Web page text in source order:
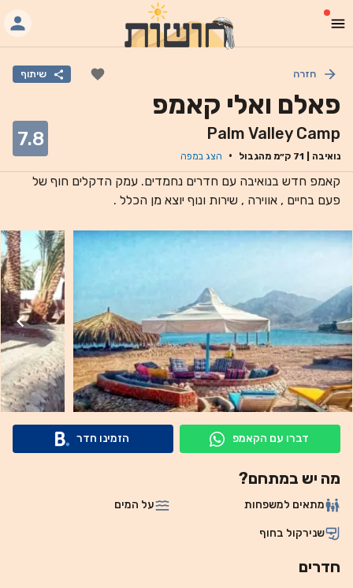
חזרה שיתוף
פאלם ואלי קאמפ
Palm Valley Camp
נואיבה 71 ק״מ מהגבול · הצג במפה
7.8
קאמפ חדש בנואיבה עם חדרים נחמדים. עמק הדקלים חוף של
פעם בחיים , אווירה , שירות ונוף יוצא מן הכלל .
דברו עם הקאמפ הזמינו חדר
מה יש במתחם?
מתאים למשפחות על המים
שנירקול בחוף
חדרים